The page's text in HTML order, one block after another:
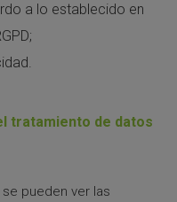
a lo establecido en
tratamiento de datos
se pueden ver las